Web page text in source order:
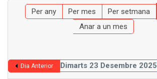
Per any Per mes Per setmana
Anar a un mes
Dia Anterior Dimarts 23 Desembre 2025